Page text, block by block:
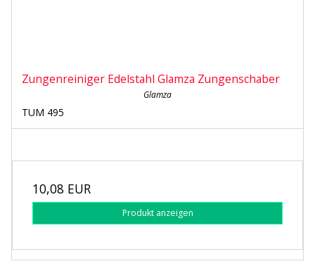
Zungenreiniger Edelstahl Glamza Zungenschaber
Glamza
TUM 495
10,08 EUR
Produkt anzeigen